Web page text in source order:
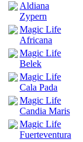
Aldiana
Zypern
Magic Life
Africana
Magic Life
Belek
Magic Life
Cala Pada
Magic Life
Candia Maris
Magic Life
Fuerteventura